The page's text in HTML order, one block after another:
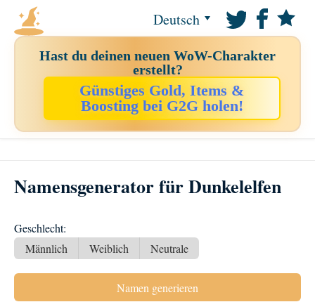
Deutsch
Hast du deinen neuen WoW-Charakter
erstellt?
Günstiges Gold, Items &
Boosting bei G2G holen!
Namensgenerator für Dunkelelfen
Geschlecht:
Männlich
Weiblich Neutrale